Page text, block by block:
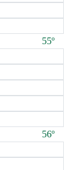
55º
56º